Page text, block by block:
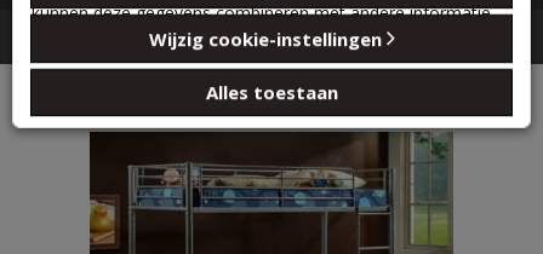
Deelbaar Stapelbed 80x190 - 90x200
kunnen deze gegevens combineren met andere informatie
die u aan ze heeft verstrekt of die ze hebben verzameld op
basis van uw gebruik van hun services.
Wijzig cookie-instellingen
Alles toestaan